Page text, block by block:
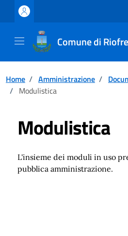
Vai ai contenuti
Vai al footer
Comune di
Home / Amministrazione /
/ Modulistica
Modulistica
L'insieme dei moduli in uso
pubblica amministrazione.